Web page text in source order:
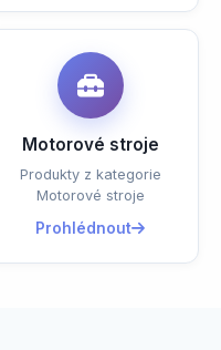
Motorové stroje
Produkty z kategorie
Motorové stroje
Prohlédnout